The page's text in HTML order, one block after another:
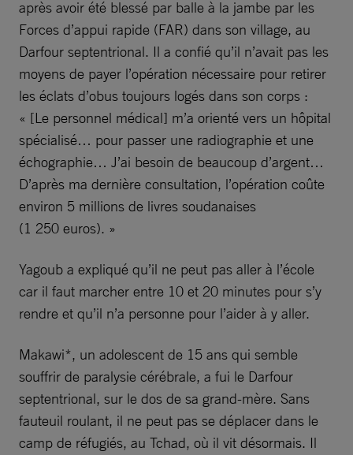
après avoir été blessé par balle à la jambe par les
Forces d’appui rapide (FAR) dans son village, au
Darfour septentrional. Il a confié qu’il n’avait pas les
moyens de payer l’opération nécessaire pour retirer
les éclats d’obus toujours logés dans son corps :
« [Le personnel médical] m’a orienté vers un hôpital
spécialisé… pour passer une radiographie et une
échographie… J’ai besoin de beaucoup d’argent…
D’après ma dernière consultation, l’opération coûte
environ 5 millions de livres soudanaises
(1 250 euros). »
Yagoub a expliqué qu’il ne peut pas aller à l’école
car il faut marcher entre 10 et 20 minutes pour s’y
rendre et qu’il n’a personne pour l’aider à y aller.
Makawi*, un adolescent de 15 ans qui semble
souffrir de paralysie cérébrale, a fui le Darfour
septentrional, sur le dos de sa grand-mère. Sans
fauteuil roulant, il ne peut pas se déplacer dans le
camp de réfugiés, au Tchad, où il vit désormais. Il